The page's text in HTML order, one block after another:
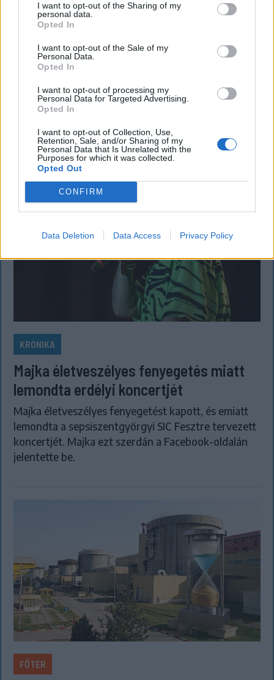
I want to opt-out of the Sharing of my
personal data.
Opted In
I want to opt-out of the Sale of my
Personal Data.
Opted In
I want to opt-out of processing my
Personal Data for Targeted Advertising.
Opted In
I want to opt-out of Collection, Use,
Retention, Sale, and/or Sharing of my
Personal Data that Is Unrelated with the
Purposes for which it was collected.
Opted Out
CONFIRM
Data Deletion Data Access Privacy Policy
Büntetőfeljelentést tett Majka ügyvédje
a romániai telefonszámról érkezett
fenyegetés miatt
Büntetőfeljelentést tett csütörtökön Majka
romániai jogi képviselője a sepsiszentgyörgyi Sic
Feszt fesztiválra tervezett koncert lemondását
kiváltó fenyegetés ügyében.
KRÓNIKA
Majka életveszélyes fenyegetés miatt
lemondta erdélyi koncertjét
Majka életveszélyes fenyegetést kapott, és emiatt
lemondta a sepsiszentgyörgyi SIC Fesztre tervezett
koncertjét. Majka ezt szerdán a Facebook-oldalán
jelentette be.
FŐTÉR